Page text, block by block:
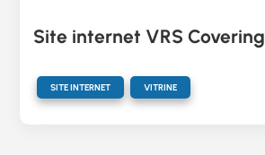
Site internet VRS Covering
SITE INTERNET
,
VITRINE